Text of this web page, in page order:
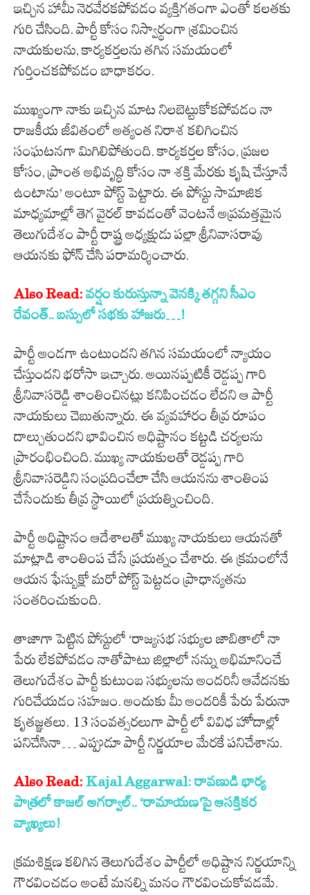
ఇచ్చిన హామీ నెరవేరకపోవడం వ్యక్తిగతంగా ఎంతో కలతకు
గురి చేసింది. పార్టీ కోసం నిస్వార్థంగా శ్రమించిన
నాయకులను, కార్యకర్తలను తగిన సమయంలో
గుర్తించకపోవడం బాధాకరం.
ముఖ్యంగా నాకు ఇచ్చిన మాట నిలబెట్టుకోకపోవడం నా
రాజకీయ జీవితంలో అత్యంత నిరాశ కలిగించిన
సంఘటనగా మిగిలిపోతుంది. కార్యకర్తల కోసం, ప్రజల
కోసం, ప్రాంత అభివృద్ధి కోసం నా శక్తి మేరకు కృషి చేస్తూనే
ఉంటాను’ అంటూ పోస్ట్ పెట్టారు. ఈ పోస్టు సామాజిక
మాధ్యమాల్లో తెగ వైరల్ కావడంతో వెంటనే అప్రమత్తమైన
తెలుగుదేశం పార్టీ రాష్ట్ర అధ్యక్షుడు పల్లా శ్రీనివాసరావు
ఆయనకు ఫోన్ చేసి పరామర్శించారు.
Also Read: వ‌ర్షం కురుస్తున్నా వెనక్కి తగ్గని సీఎం
రేవంత్.. బస్సులో సభకు హాజరు…!
పార్టీ అండగా ఉంటుందని తగిన సమయంలో న్యాయం
చేస్తుందని భరోసా ఇచ్చారు. అయినప్పటికీ రెడ్డప్ప గారి
శ్రీనివాసరెడ్డి శాంతించినట్లు కనిపించడం లేదని ఆ పార్టీ
నాయకులు చెబుతున్నారు. ఈ వ్యవహారం తీవ్ర రూపం
దాల్చుతుందని భావించిన అధిష్టానం కట్టడి చర్యలను
ప్రారంభించింది. ముఖ్య నాయకులతో రెడ్డప్ప గారి
శ్రీనివాసరెడ్డిని సంప్రదించేలా చేసి ఆయనను శాంతింప
చేసేందుకు తీవ్ర స్థాయిలో ప్రయత్నించింది.
పార్టీ అధిష్టానం ఆదేశాలతో ముఖ్య నాయకులు ఆయనతో
మాట్లాడి శాంతింప చేసే ప్రయత్నం చేశారు. ఈ క్రమంలోనే
ఆయన ఫేస్బుక్లో మరో పోస్ట్ పెట్టడం ప్రాధాన్యతను
సంతరించుకుంది.
తాజాగా పెట్టిన పోస్టులో ‘రాజ్యసభ సభ్యుల జాబితాలో నా
పేరు లేకపోవడం నాతోపాటు జిల్లాలో నన్ను అభిమానించే
తెలుగుదేశం పార్టీ కుటుంబ సభ్యులను అందరినీ ఆవేదనకు
గురిచేయడం సహజం. అందుకు మీ అందరికీ పేరు పేరునా
కృతజ్ఞతలు. 13 సంవత్సరలుగా పార్టీ లో వివిధ హోదాల్లో
పనిచేసినా… ఎప్పుడూ పార్టీ నిర్ణయాల మేరకే పనిచేశాను.
Also Read: Kajal Aggarwal: రావణుడి భార్య
పాత్రలో కాజల్ అగర్వాల్.. ‘రామాయణ’పై ఆసక్తికర
వ్యాఖ్యలు!
క్రమశిక్షణ కలిగిన తెలుగుదేశం పార్టీలో అధిష్టాన నిర్ణయాన్ని
గౌరవించడం అంటే మనల్ని మనం గౌరవించుకోవడమే.